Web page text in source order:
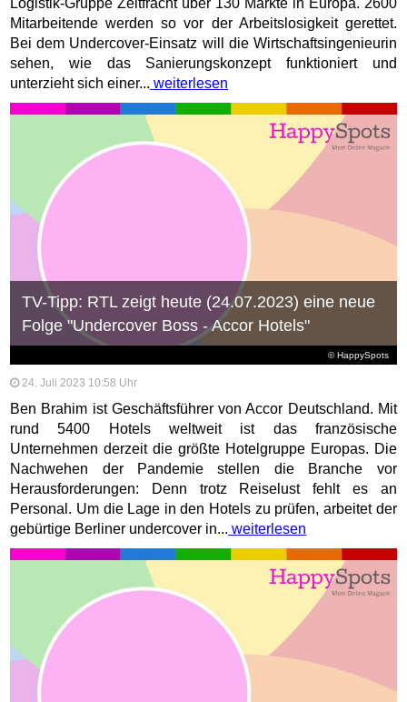
Mitarbeitende werden so vor der Arbeitslosigkeit gerettet.
Bei dem Undercover-Einsatz will die Wirtschaftsingenieurin
sehen, wie das Sanierungskonzept funktioniert und
unterzieht sich einer... weiterlesen
© HappySpots
TV-Tipp: RTL zeigt heute (24.07.2023) eine neue
Folge "Undercover Boss - Accor Hotels"
24. Juli 2023 10:58 Uhr
Ben Brahim ist Geschäftsführer von Accor Deutschland. Mit
rund 5400 Hotels weltweit ist das französische
Unternehmen derzeit die größte Hotelgruppe Europas. Die
Nachwehen der Pandemie stellen die Branche vor
Herausforderungen: Denn trotz Reiselust fehlt es an
Personal. Um die Lage in den Hotels zu prüfen, arbeitet der
gebürtige Berliner undercover in... weiterlesen